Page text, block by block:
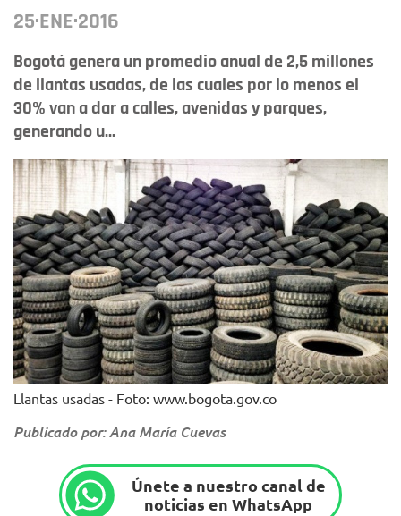
25·ENE·2016
Bogotá genera un promedio anual de 2,5 millones
de llantas usadas, de las cuales por lo menos el
30% van a dar a calles, avenidas y parques,
generando u...
Llantas usadas - Foto: www.bogota.gov.co
Publicado por: Ana María Cuevas
Únete a nuestro canal de
noticias en WhatsApp